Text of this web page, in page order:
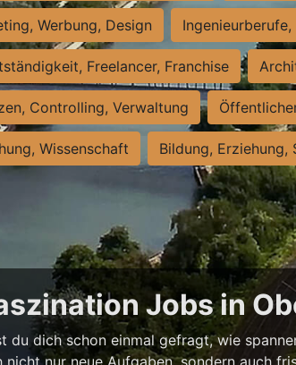
Werbung, Design
Freelancer, Franchise
Controlling, Verwaltung
Wissenschaft Bildung, Erziehung,
Jobs in
du dich schon einmal gefragt, wie